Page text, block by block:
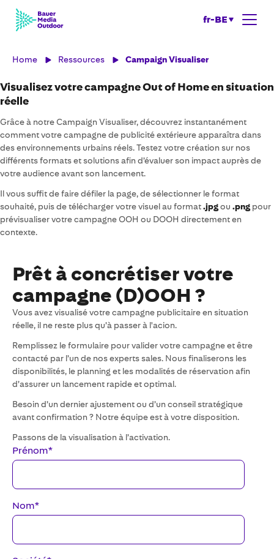
fr-BE
Home Ressources Campaign Visualiser
Visualisez votre campagne Out of Home en situation
réelle
Grâce à notre Campaign Visualiser, découvrez instantanément
comment votre campagne de publicité extérieure apparaîtra dans
des environnements urbains réels. Testez votre création sur nos
différents formats et solutions afin d’évaluer son impact auprès de
votre audience avant son lancement.
Il vous suffit de faire défiler la page, de sélectionner le format
souhaité, puis de télécharger votre visuel au format.jpgou .png pour
prévisualiser votre campagne OOH ou DOOH directement en
contexte.
Prêt à concrétiser votre
campagne (D)OOH ?
Vous avez visualisé votre campagne publicitaire en situation
réelle, il ne reste plus qu’à passer à l'acion.
Remplissez le formulaire pour valider votre campagne et être
contacté par l’un de nos experts sales. Nous finaliserons les
disponibilités, le planning et les modalités de réservation afin
d’assurer un lancement rapide et optimal.
Besoin d’un dernier ajustement ou d’un conseil stratégique
avant confirmation ? Notre équipe est à votre disposition.
Passons de la visualisation à l’activation.
Prénom*
Nom*